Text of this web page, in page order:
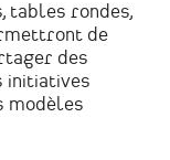
tables rondes,
de
des
initiatives
modèles